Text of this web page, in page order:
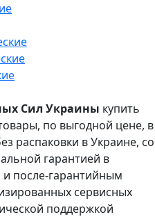
Сил Украины купить
по выгодной цене, в
распаковки в Украине, со
гарантией в
после-гарантийным
сервисных
поддержкой